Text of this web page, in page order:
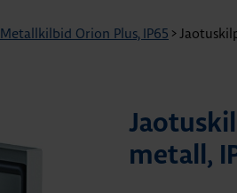
Metallkilbid Orion Plus, IP65 >
metall,